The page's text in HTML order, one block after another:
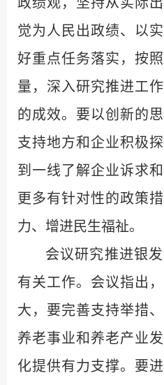
觉为人民出政绩、以
好重点任务落实，按
量，深入研究推进工
的成效。要以创新的
支持地方和企业积极
到一线了解企业诉求
更多有针对性的政策
力、增进民生福祉。
会议研究推进银
有关工作。会议指出
大，要完善支持举措
养老事业和养老产业
化提供有力支撑。要